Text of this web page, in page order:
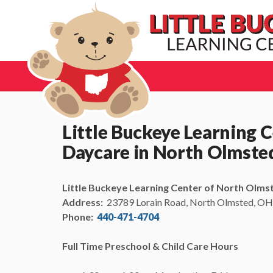
Little Buckeye Learning
Daycare in North
Little Buckeye Learning Center of North
Address: 23789 Lorain Road, North Olmsted,
Phone: 440-471-4704
Full Time Preschool & Child Care Hours